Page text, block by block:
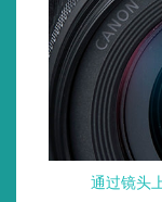
通过镜头